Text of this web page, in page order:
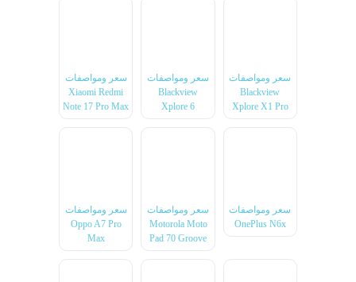
سعر ومواصفات
Blackview
Xplore X1 Pro
سعر ومواصفات
Blackview
Xplore 6
سعر ومواصفات
Xiaomi Redmi
Note 17 Pro Max
سعر ومواصفات
OnePlus N6x
سعر ومواصفات
Motorola Moto
Pad 70 Groove
سعر ومواصفات
Oppo A7 Pro
Max